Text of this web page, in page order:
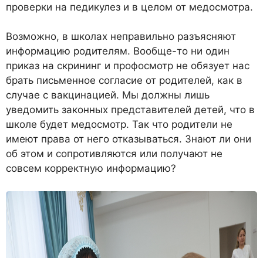
проверки на педикулез и в целом от медосмотра.
Возможно, в школах неправильно разъясняют
информацию родителям. Вообще-то ни один
приказ на скрининг и профосмотр не обязует нас
брать письменное согласие от родителей, как в
случае с вакцинацией. Мы должны лишь
уведомить законных представителей детей, что в
школе будет медосмотр. Так что родители не
имеют права от него отказываться. Знают ли они
об этом и сопротивляются или получают не
совсем корректную информацию?